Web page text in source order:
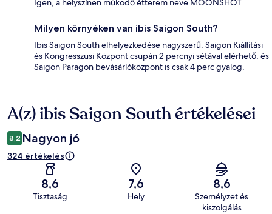
Igen, a helyszínen működő étterem neve MOONSHOT.
Milyen környéken van ibis Saigon South?
Ibis Saigon South elhelyezkedése nagyszerű. Saigon Kiállítási
és Kongresszusi Központ csupán 2 percnyi sétával elérhető, és
Saigon Paragon bevásárlóközpont is csak 4 perc gyalog.
Értékelések
A(z) ibis Saigon South értékelései
8,2 Nagyon jó
324 értékelés
8,6
Tisztaság
7,6
Hely
8,6
Személyzet és
kiszolgálás